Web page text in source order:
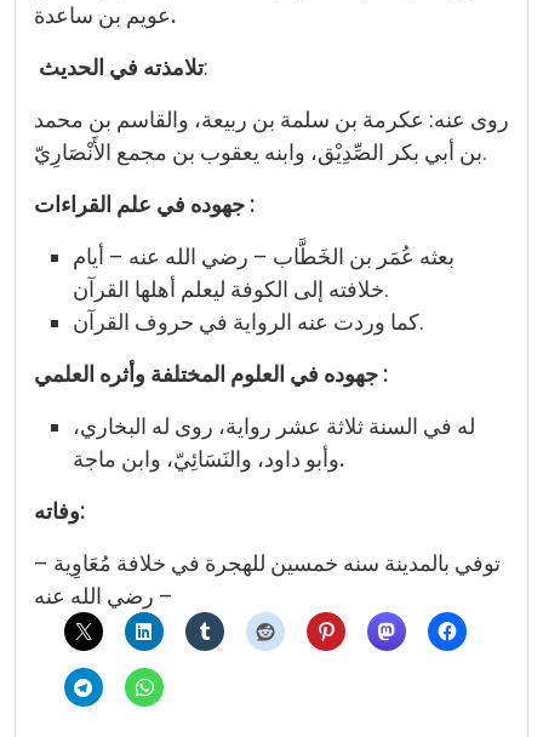
عويم بن ساعدة.
تلامذته في الحديث :
روى عنه: عكرمة بن سلمة بن ربيعة، والقاسم بن محمد
بن أبي بكر الصِّدِيْق، وابنه يعقوب بن مجمع الأَنْصَارِيّ.
جهوده في علم القراءات :
بعثه عُمَر بن الخَطَّاب – رضي الله عنه – أيام
خلافته إلى الكوفة ليعلم أهلها القرآن.
كما وردت عنه الرواية في حروف القرآن.
جهوده في العلوم المختلفة وأثره العلمي :
له في السنة ثلاثة عشر رواية، روى له البخاري،
وأبو داود، والنَسَائِيّ، وابن ماجة.
وفاته:
توفي بالمدينة سنه خمسين للهجرة في خلافة مُعَاوِية –
رضي الله عنه –